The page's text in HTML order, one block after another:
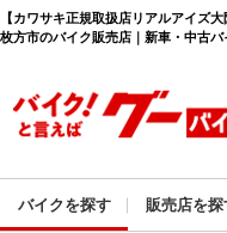
【カワサキ正規取扱店リアルアイ
枚方市のバイク販売店｜新車・中古
バイクを探す 販売店を探